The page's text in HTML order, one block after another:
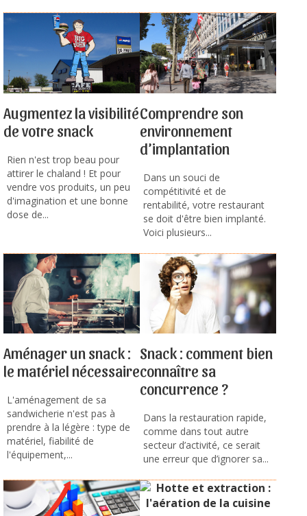
Augmentez la visibilité
de votre snack
Rien n'est trop beau pour
attirer le chaland ! Et pour
vendre vos produits, un peu
d'imagination et une bonne
dose de...
Comprendre son
environnement
d’implantation
Dans un souci de
compétitivité et de
rentabilité, votre restaurant
se doit d'être bien implanté.
Voici plusieurs...
Aménager un snack :
le matériel nécessaire
L'aménagement de sa
sandwicherie n'est pas à
prendre à la légère : type de
matériel, fiabilité de
l'équipement,...
Snack : comment bien
connaître sa
concurrence ?
Dans la restauration rapide,
comme dans tout autre
secteur d’activité, ce serait
une erreur que d’ignorer sa...